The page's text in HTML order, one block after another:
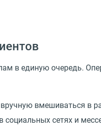
в единую очередь.
вмешиваться в
социальных сетях и